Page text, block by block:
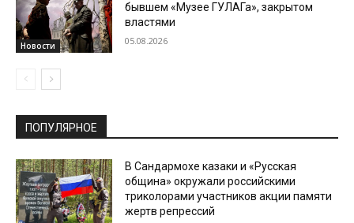
Новости
бывшем «Музее ГУЛАГа», закрытом
властями
05.08.2026
ПОПУЛЯРНОЕ
В Сандармохе казаки и «Русская
община» окружали российскими
триколорами участников акции памяти
жертв репрессий